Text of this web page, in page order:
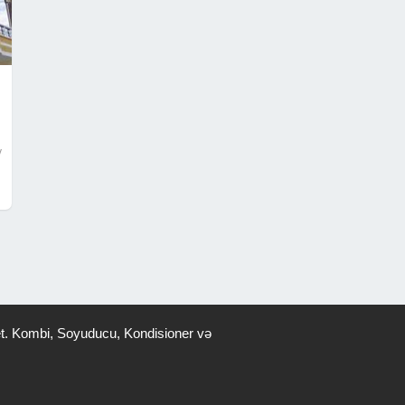
Kombi, Soyuducu, Kondisioner və